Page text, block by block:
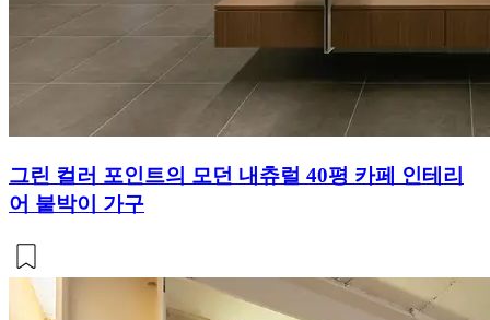
그린 컬러 포인트의 모던 내츄럴 40평 카페 인테리
어 붙박이 가구